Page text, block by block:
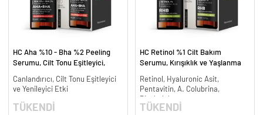
HC Aha %10 - Bha %2 Peeling
Serumu, Cilt Tonu Eşitleyici,
Canlandırıcı, Cilt Tonu Eşitleyici
ve Yenileyici Etki
TÜKENDİ
HC Retinol %1 Cilt Bakım
Serumu, Kırışıklık ve Yaşlanma
Retinol, Hyaluronic Asit,
Pentavitin, A. Colubrina,
Bisabolol
TÜKENDİ